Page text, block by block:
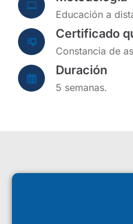
Educación a
Certificado
Constancia de
Duración
5 semanas.